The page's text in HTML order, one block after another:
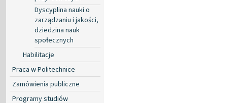
Dyscyplina nauki o
zarządzaniu i jakości,
dziedzina nauk
społecznych
Habilitacje
Praca w Politechnice
Zamówienia publiczne
Programy studiów